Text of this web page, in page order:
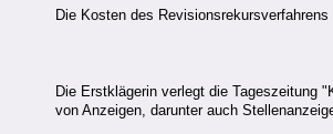
Die Kosten des
Die Erstklägerin verlegt die Tageszeitung
von Anzeigen, darunter auch